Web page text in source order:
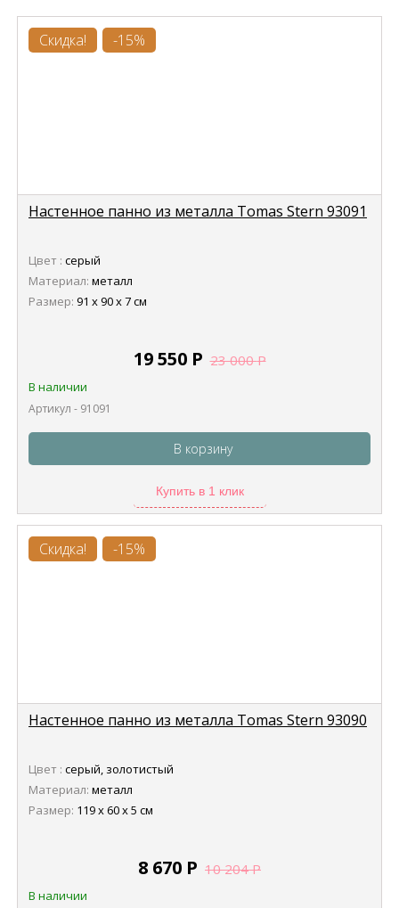
Скидка! -15%
Настенное панно из металла Tomas Stern 93091
Цвет : серый
Материал: металл
Размер: 91 х 90 х 7 см
19 550 Р 23 000Р
В наличии
Артикул - 91091
В корзину
Купить в 1 клик
Скидка! -15%
Настенное панно из металла Tomas Stern 93090
Цвет : серый, золотистый
Материал: металл
Размер: 119 х 60 х 5 см
8 670 Р 10 204Р
В наличии